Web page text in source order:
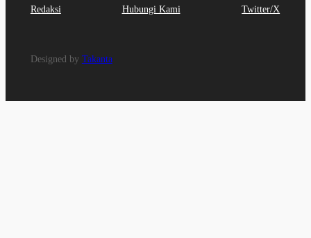
Redaksi
Hubungi Kami
Twitter/X
Designed by Takanta